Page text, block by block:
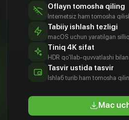
Бэсли
Теннилл Рид
Aktyor
Oflayn tomosha qiling
Internetsiz ham tomosha
Tabiiy ishlash tezligi
macOS uchun yaratilgan
Tiniq 4K sifat
HDR qo'llab-quvvatlashi
Tasvir ustida tasvir
Ishlаб turib ham tomosha
Mac